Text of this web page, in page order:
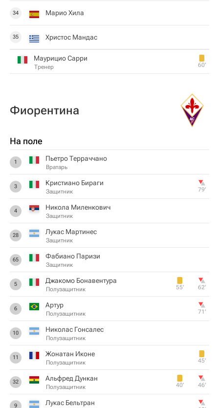
34 Марио Хила
35 Христос Мандас
Маурицио Сарри
Тренер 60‎’‎
Фиорентина
На поле
1 Пьетро Терраччано
Вратарь
3 Кристиано Бираги
Защитник 79‎’‎
4 Никола Миленкович
Защитник
28 Лукас Мартинес
Защитник
65 Фабиано Паризи
Защитник
5 Джакомо Бонавентура
Полузащитник 55‎’‎ 62‎’‎
6 Артур
Полузащитник 71‎’‎
10 Николас Гонсалес
Полузащитник
11 Жонатан Иконе
Полузащитник 45‎’‎
32 Альфред Дункан
Полузащитник 40‎’‎ 46‎’‎
9 Лукас Бельтран